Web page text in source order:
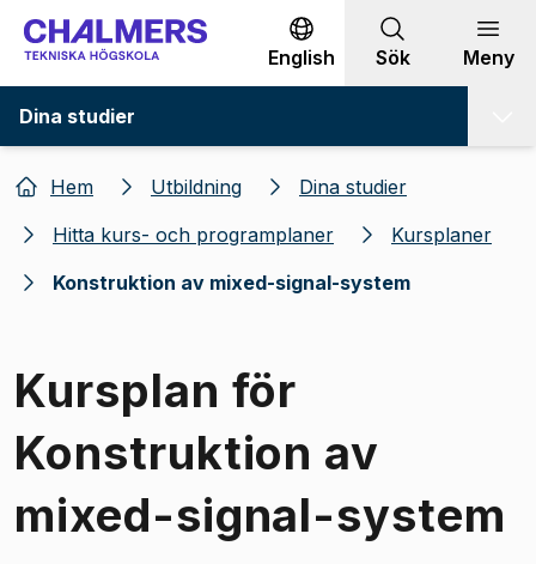
Gå till innehållet
English Sök Meny
Dina studier
Hem Utbildning
Dina studier
Hitta kurs- och programplaner
Kursplaner
Konstruktion av mixed-signal-system
Kursplan för
Konstruktion av
mixed-signal-system